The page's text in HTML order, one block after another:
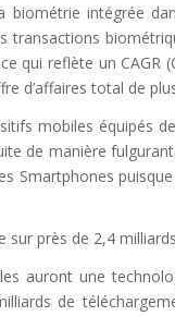
biométrie intégrée
transactions
qui reflète un CAGR
d’affaires total de
mobiles équipés de
de manière
Smartphones
sur près de 2,4
auront une
de